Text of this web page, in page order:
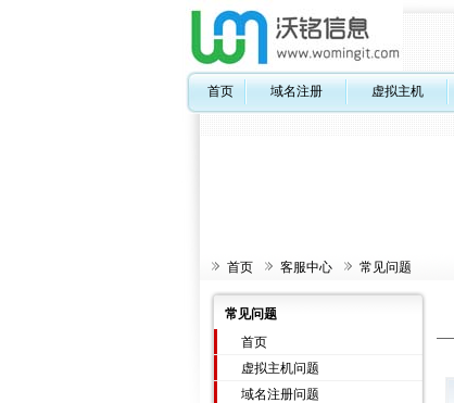
首页 域名注册 虚拟主机
首页 客服中心 常见问题
常见问题
首页
虚拟主机问题
域名注册问题